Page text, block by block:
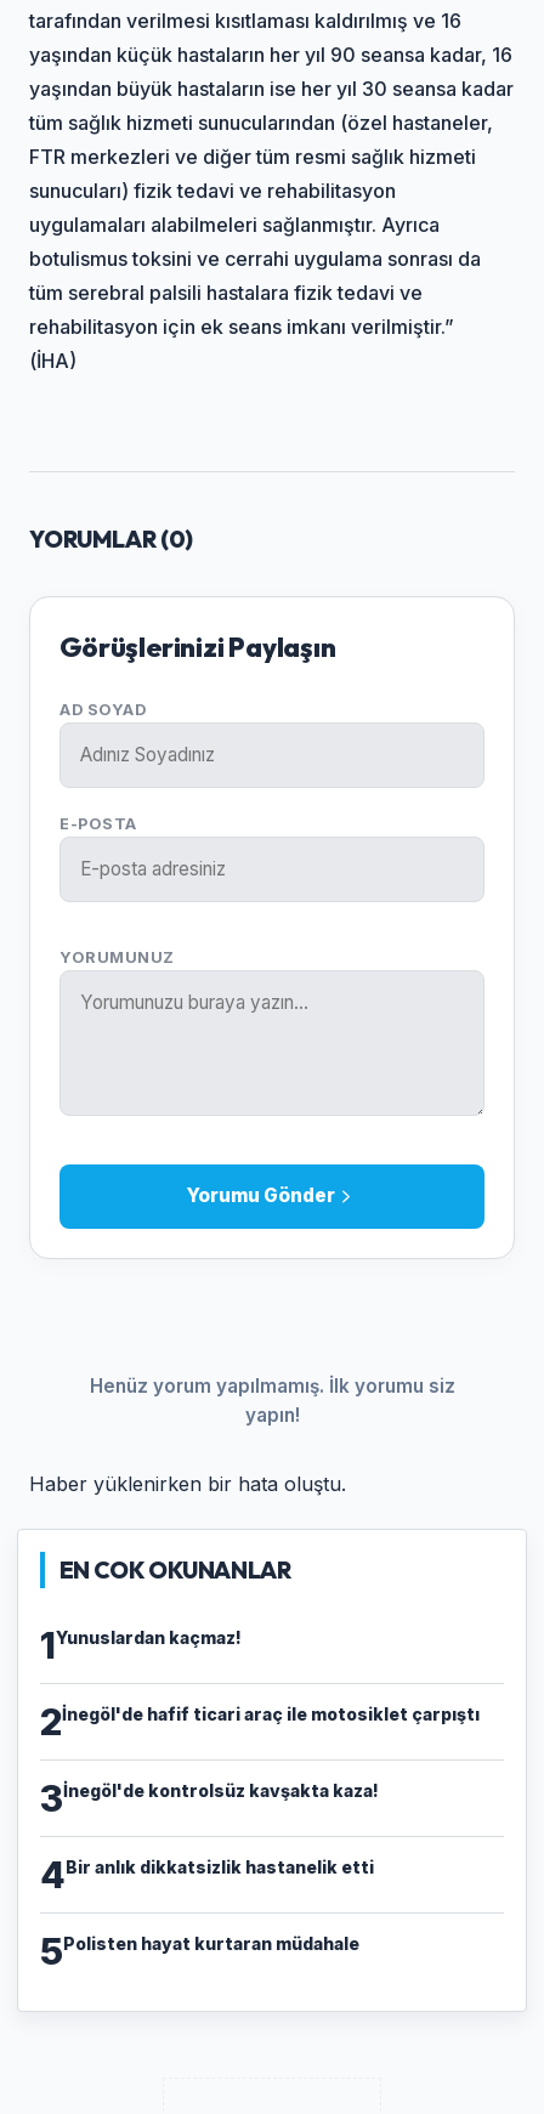
tarafından verilmesi kısıtlaması kaldırılmış ve 16
yaşından küçük hastaların her yıl 90 seansa kadar, 16
yaşından büyük hastaların ise her yıl 30 seansa kadar
tüm sağlık hizmeti sunucularından (özel hastaneler,
FTR merkezleri ve diğer tüm resmi sağlık hizmeti
sunucuları) fizik tedavi ve rehabilitasyon
uygulamaları alabilmeleri sağlanmıştır. Ayrıca
botulismus toksini ve cerrahi uygulama sonrası da
tüm serebral palsili hastalara fizik tedavi ve
rehabilitasyon için ek seans imkanı verilmiştir.”
(İHA)
YORUMLAR (0)
Görüşlerinizi Paylaşın
AD SOYAD
E-POSTA
YORUMUNUZ
Yorumu Gönder
Henüz yorum yapılmamış. İlk yorumu siz
yapın!
Haber yüklenirken bir hata oluştu.
EN COK OKUNANLAR
1Yunuslardan kaçmaz!
2İnegöl'de hafif ticari araç ile motosiklet çarpıştı
3İnegöl'de kontrolsüz kavşakta kaza!
4Bir anlık dikkatsizlik hastanelik etti
5Polisten hayat kurtaran müdahale